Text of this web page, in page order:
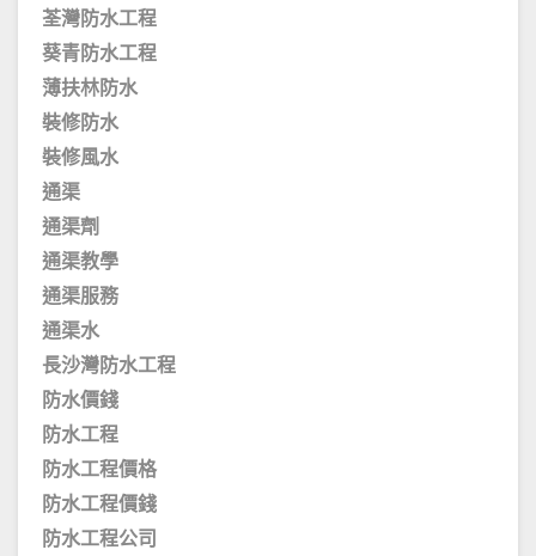
荃灣防水工程
葵青防水工程
薄扶林防水
裝修防水
裝修風水
通渠
通渠劑
通渠教學
通渠服務
通渠水
長沙灣防水工程
防水價錢
防水工程
防水工程價格
防水工程價錢
防水工程公司